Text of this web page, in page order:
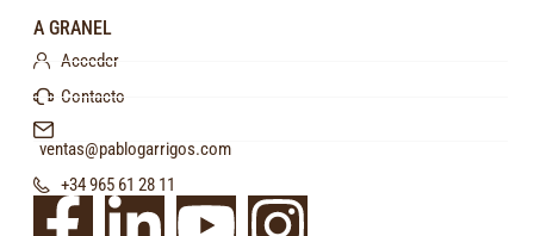
A GRANEL
Acceder
Contacto
ventas@pablogarrigos.com
+34 965 61 28 11